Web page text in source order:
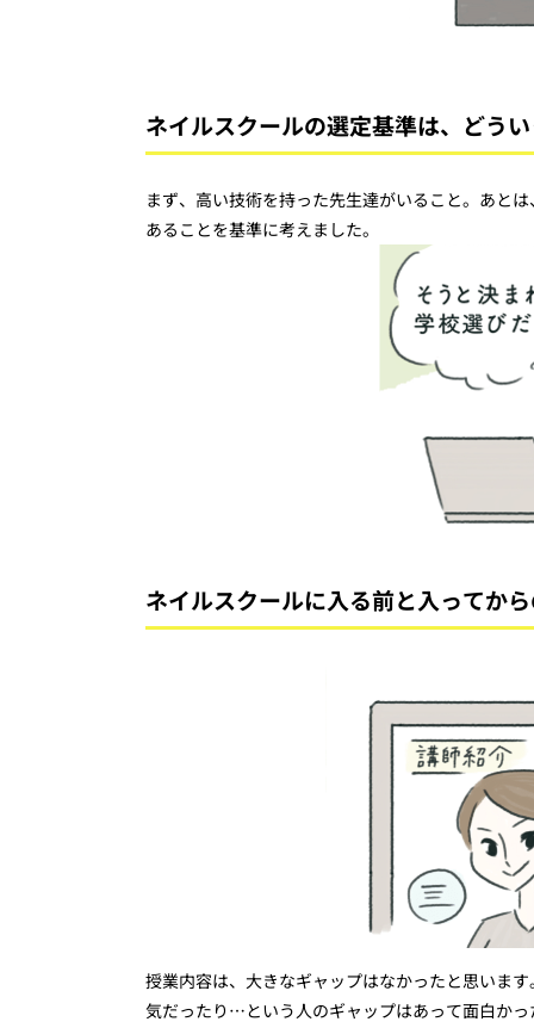
ネイルスクールの選定基準は、どう
まず、高い技術を持った先生達がいること。あと
あることを基準に考えました。
ネイルスクールに入る前と入ってか
授業内容は、大きなギャップはなかったと思いま
気だったり…という人のギャップはあって面白かっ